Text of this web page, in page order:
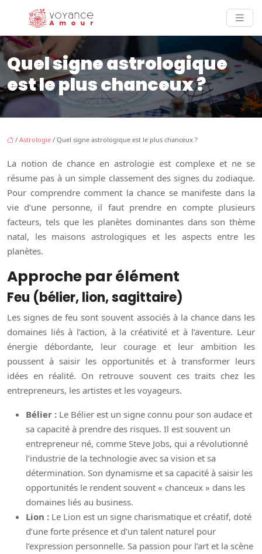
Quel signe astrologique
est le plus chanceux ?
/ Astrologie / Quel signe astrologique est le plus chanceux ?
La notion de chance en astrologie est complexe et ne se
résume pas à un simple classement des signes du zodiaque.
Pour comprendre comment la chance se manifeste dans la
vie d’une personne, il faut prendre en compte plusieurs
facteurs, tels que les planètes dominantes dans son thème
natal, les maisons astrologiques et les aspects entre les
planètes.
Approche par élément
Feu (bélier, lion, sagittaire)
Les signes de feu sont souvent associés à la chance dans les
domaines liés à l’action, à la créativité et à l’aventure. Leur
énergie débordante, leur courage et leur ambition les
poussent à saisir les opportunités et à transformer leurs
idées en réalité. On retrouve souvent ces traits chez les
entrepreneurs, les artistes et les voyageurs.
Bélier : Le Bélier est un signe connu pour son audace et
sa capacité à prendre des risques. Il est souvent un
entrepreneur né, comme Steve Jobs, qui a révolutionné
l’industrie de la technologie avec sa vision et sa
détermination. Son dynamisme et sa capacité à saisir les
opportunités le rendent souvent « chanceux » dans les
domaines liés au business.
Lion : Le Lion est un signe charismatique et créatif, doté
d’une forte présence et d’un talent naturel pour
l’expression personnelle. Sa passion pour l’art et la scène